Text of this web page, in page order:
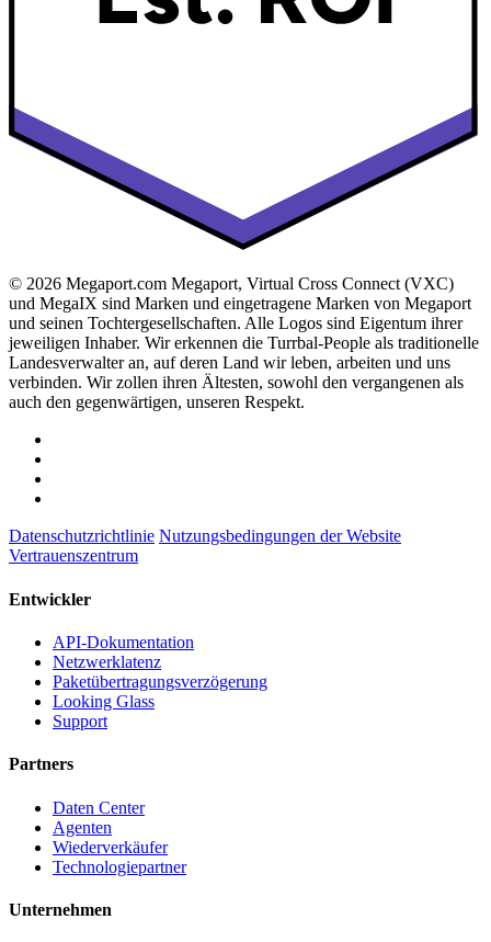
© 2026 Megaport.com Megaport, Virtual Cross Connect (VXC)
und MegaIX sind Marken und eingetragene Marken von Megaport
und seinen Tochtergesellschaften. Alle Logos sind Eigentum ihrer
jeweiligen Inhaber. Wir erkennen die Turrbal-People als traditionelle
Landesverwalter an, auf deren Land wir leben, arbeiten und uns
verbinden. Wir zollen ihren Ältesten, sowohl den vergangenen als
auch den gegenwärtigen, unseren Respekt.
Datenschutzrichtlinie Nutzungsbedingungen der Website
Vertrauenszentrum
Entwickler
API-Dokumentation
Netzwerklatenz
Paketübertragungsverzögerung
Looking Glass
Support
Partners
Daten Center
Agenten
Wiederverkäufer
Technologiepartner
Unternehmen